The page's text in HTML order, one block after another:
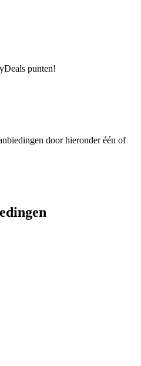
punten!
door hieronder één of